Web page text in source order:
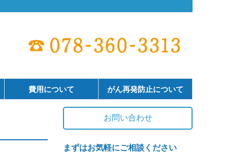
費用について がん再発防止について
お問い合わせ
まずはお気軽にご相談ください